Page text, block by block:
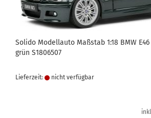
Solido Modellauto Maßstab 1:18 BMW
grün S1806507
Lieferzeit: nicht verfügbar